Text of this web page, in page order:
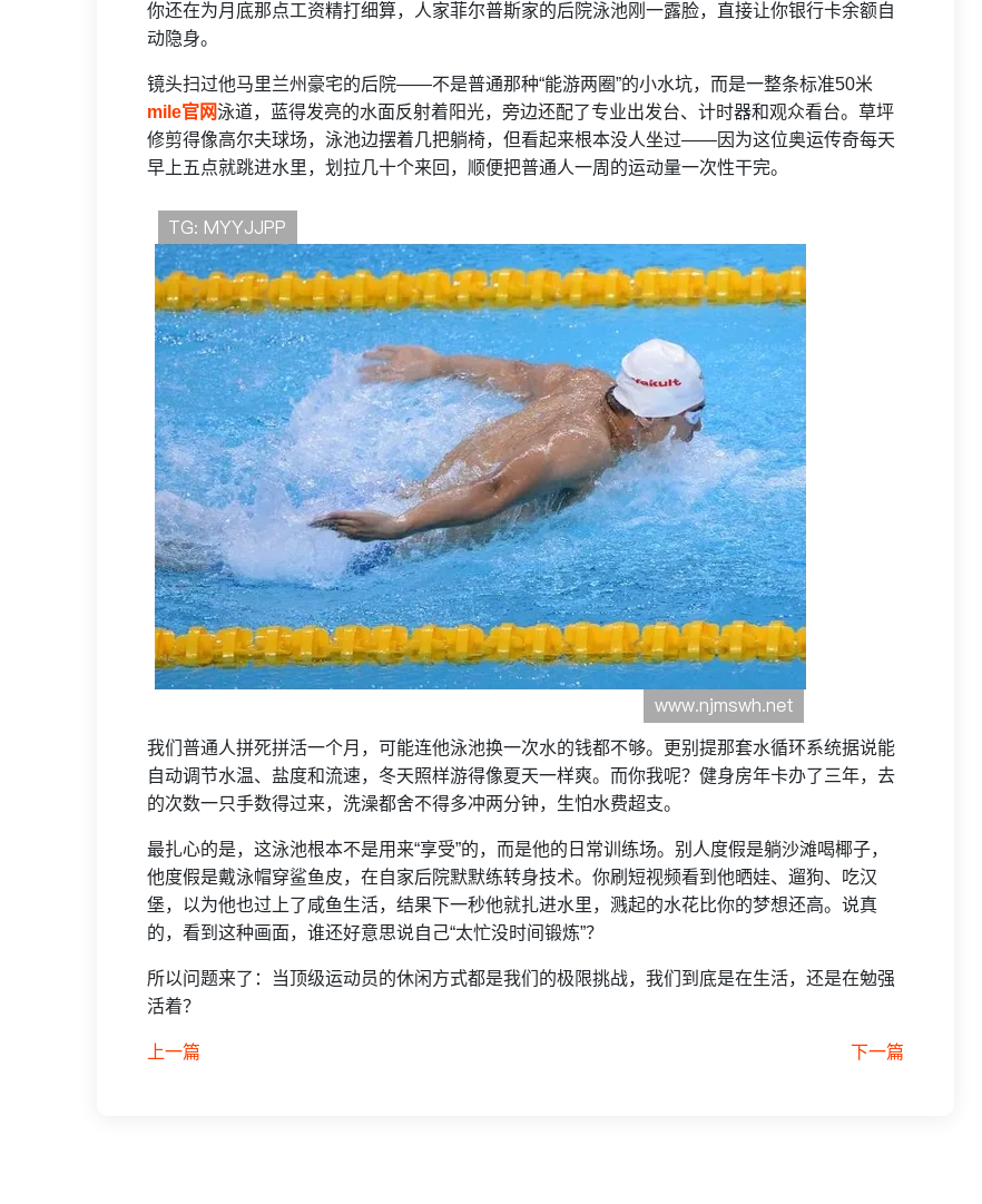
你还在为月底那点工资精打细算，人家菲尔普斯家的后院泳池刚一露脸，直接让你银行卡余额自
动隐身。
镜头扫过他马里兰州豪宅的后院——不是普通那种“能游两圈”的小水坑，而是一整条标准50米
mile官网泳道，蓝得发亮的水面反射着阳光，旁边还配了专业出发台、计时器和观众看台。草坪
修剪得像高尔夫球场，泳池边摆着几把躺椅，但看起来根本没人坐过——因为这位奥运传奇每天
早上五点就跳进水里，划拉几十个来回，顺便把普通人一周的运动量一次性干完。
我们普通人拼死拼活一个月，可能连他泳池换一次水的钱都不够。更别提那套水循环系统据说能
自动调节水温、盐度和流速，冬天照样游得像夏天一样爽。而你我呢？健身房年卡办了三年，去
的次数一只手数得过来，洗澡都舍不得多冲两分钟，生怕水费超支。
最扎心的是，这泳池根本不是用来“享受”的，而是他的日常训练场。别人度假是躺沙滩喝椰子，
他度假是戴泳帽穿鲨鱼皮，在自家后院默默练转身技术。你刷短视频看到他晒娃、遛狗、吃汉
堡，以为他也过上了咸鱼生活，结果下一秒他就扎进水里，溅起的水花比你的梦想还高。说真
的，看到这种画面，谁还好意思说自己“太忙没时间锻炼”？
所以问题来了：当顶级运动员的休闲方式都是我们的极限挑战，我们到底是在生活，还是在勉强
活着？
上一篇 下一篇